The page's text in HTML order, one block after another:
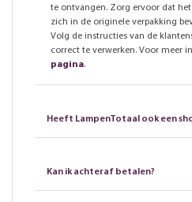
te ontvangen. Zorg ervoor dat
zich in de originele verpakking
Volg de instructies van de
correct te verwerken. Voor meer
pagina.
Heeft LampenTotaal ook een
Kan ik achteraf betalen?